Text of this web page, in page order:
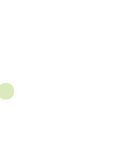
pro Einheit/Nacht